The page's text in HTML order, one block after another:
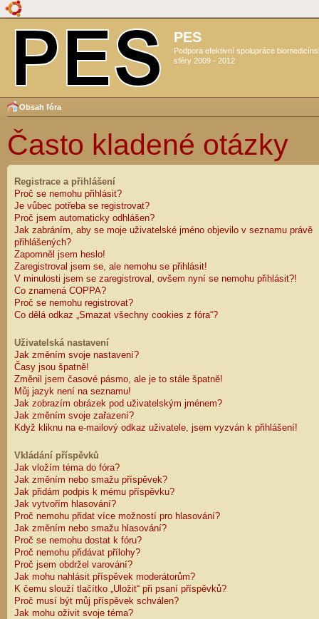
PES
Podpora efektivní spolupráce
sféry 2009 - 2012
Obsah fóra
Často kladené otázky
Registrace a přihlášení
Proč se nemohu přihlásit?
Je vůbec potřeba se registrovat?
Proč jsem automaticky odhlášen?
Jak zabráním, aby se moje uživatelské jméno objevilo v seznamu právě
přihlášených?
Zapomněl jsem heslo!
Zaregistroval jsem se, ale nemohu se přihlásit!
V minulosti jsem se zaregistroval, ovšem nyní se nemohu přihlásit?!
Co znamená COPPA?
Proč se nemohu registrovat?
Co dělá odkaz „Smazat všechny cookies z fóra“?
Uživatelská nastavení
Jak změním svoje nastavení?
Časy jsou špatně!
Změnil jsem časové pásmo, ale je to stále špatně!
Můj jazyk není na seznamu!
Jak zobrazím obrázek pod uživatelským jménem?
Jak změním svoje zařazení?
Když kliknu na e-mailový odkaz uživatele, jsem vyzván k přihlášení!
Vkládání příspěvků
Jak vložím téma do fóra?
Jak změním nebo smažu příspěvek?
Jak přidám podpis k mému příspěvku?
Jak vytvořím hlasování?
Proč nemohu přidat více možností pro hlasování?
Jak změním nebo smažu hlasování?
Proč se nemohu dostat k fóru?
Proč nemohu přidávat přílohy?
Proč jsem obdržel varování?
Jak mohu nahlásit příspěvek moderátorům?
K čemu slouží tlačítko „Uložit“ při psaní příspěvků?
Proč musí být můj příspěvek schválen?
Jak mohu oživit svoje téma?